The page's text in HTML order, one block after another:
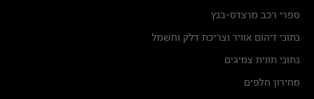
ספרי רכב מרצדס-בנץ
נתוני זיהום אוויר וצריכת דלק וחשמל
נתוני תווית צמיגים
מחירון חלפים